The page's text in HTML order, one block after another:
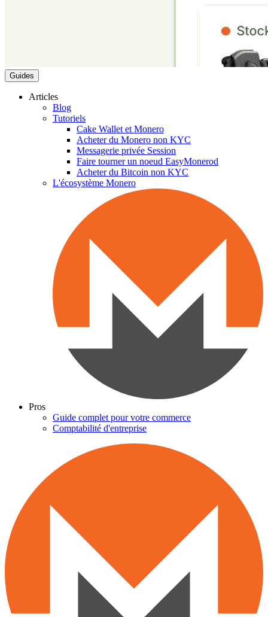
Guides
Articles
Blog
Tutoriels
Cake Wallet et Monero
Acheter du Monero non KYC
Messagerie privée Session
Faire tourner un noeud EasyMonerod
Acheter du Bitcoin non KYC
L'écosystème Monero
Pros
Guide complet pour votre commerce
Comptabilité d'entreprise